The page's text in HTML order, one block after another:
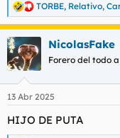
R
e
a
c
c
i
e
:
TORBE, Relativo,
NicolasFake
Forero del todo
13 Abr 2025
HIJO DE PUTA